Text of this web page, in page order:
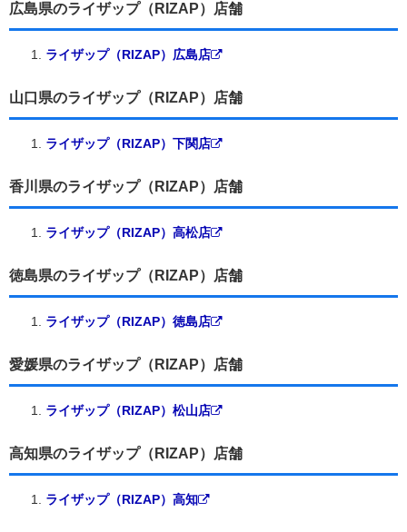
広島県のライザップ（RIZAP）店舗
ライザップ（RIZAP）広島店
山口県のライザップ（RIZAP）店舗
ライザップ（RIZAP）下関店
香川県のライザップ（RIZAP）店舗
ライザップ（RIZAP）高松店
徳島県のライザップ（RIZAP）店舗
ライザップ（RIZAP）徳島店
愛媛県のライザップ（RIZAP）店舗
ライザップ（RIZAP）松山店
高知県のライザップ（RIZAP）店舗
ライザップ（RIZAP）高知